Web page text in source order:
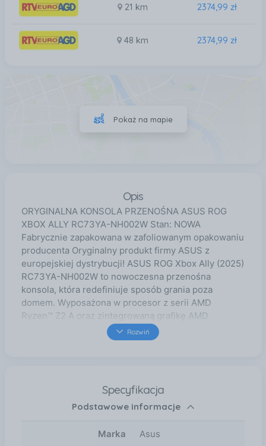
21 km 2374,99 zł
48 km 2374,99 zł
Pokaż na mapie
Opis
ORYGINALNA KONSOLA PRZENOŚNA ASUS ROG
XBOX ALLY RC73YA-NH002W Stan: NOWA
Fabrycznie zapakowana w zafoliowanym opakowaniu
producenta Oryginalny produkt firmy ASUS z
europejskiej dystrybucji! ASUS ROG Xbox Ally (2025)
RC73YA-NH002W to nowoczesna przenośna
konsola, która redefiniuje sposób grania poza
domem. Wyposażona w procesor z serii AMD
Ryzen™ Z2 A oraz zintegrowaną grafikę AMD
Radeon™, oferuje płynne działanie i wysoką
wydajność, niezależnie od tego, czy grasz w
nie tylko do gier, ale również do pełnej
funkcjonalności komputera przenośnego. Dzięki
które sprawdzi się zarówno w rozrywce, jak i w pracy
Rozwiń
Specyfikacja
Podstawowe informacje
Marka Asus